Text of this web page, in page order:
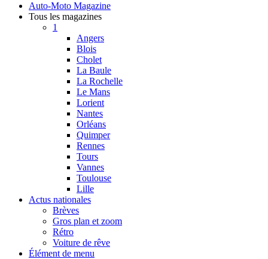
Auto-Moto Magazine
Tous les magazines
1
Angers
Blois
Cholet
La Baule
La Rochelle
Le Mans
Lorient
Nantes
Orléans
Quimper
Rennes
Tours
Vannes
Toulouse
Lille
Actus nationales
Brèves
Gros plan et zoom
Rétro
Voiture de rêve
Élément de menu